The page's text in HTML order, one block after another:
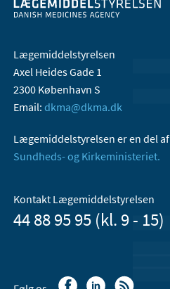
Lægemiddelstyrelsen
Axel Heides Gade 1
2300 København S
Email: dkma@dkma.dk
Lægemiddelstyrelsen er en del af
Sundheds- og Kirkeministeriet.
Kontakt Lægemiddelstyrelsen
44 88 95 95 (kl. 9 - 15)